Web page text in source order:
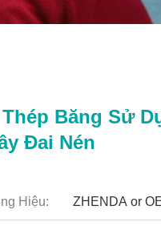
Băng Sử
Đai Nén
Hiệu: ZHENDA or